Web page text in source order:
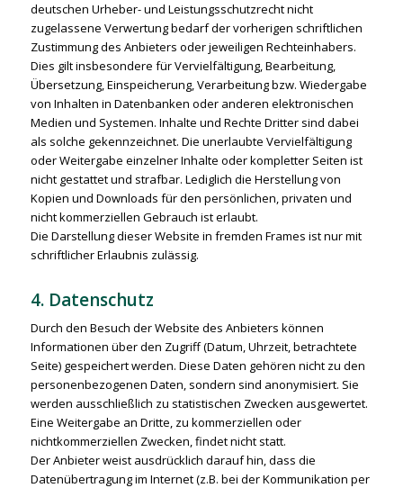
deutschen Urheber- und Leistungsschutzrecht nicht
zugelassene Verwertung bedarf der vorherigen schriftlichen
Zustimmung des Anbieters oder jeweiligen Rechteinhabers.
Dies gilt insbesondere für Vervielfältigung, Bearbeitung,
Übersetzung, Einspeicherung, Verarbeitung bzw. Wiedergabe
von Inhalten in Datenbanken oder anderen elektronischen
Medien und Systemen. Inhalte und Rechte Dritter sind dabei
als solche gekennzeichnet. Die unerlaubte Vervielfältigung
oder Weitergabe einzelner Inhalte oder kompletter Seiten ist
nicht gestattet und strafbar. Lediglich die Herstellung von
Kopien und Downloads für den persönlichen, privaten und
nicht kommerziellen Gebrauch ist erlaubt.
Die Darstellung dieser Website in fremden Frames ist nur mit
schriftlicher Erlaubnis zulässig.
4. Datenschutz
Durch den Besuch der Website des Anbieters können
Informationen über den Zugriff (Datum, Uhrzeit, betrachtete
Seite) gespeichert werden. Diese Daten gehören nicht zu den
personenbezogenen Daten, sondern sind anonymisiert. Sie
werden ausschließlich zu statistischen Zwecken ausgewertet.
Eine Weitergabe an Dritte, zu kommerziellen oder
nichtkommerziellen Zwecken, findet nicht statt.
Der Anbieter weist ausdrücklich darauf hin, dass die
Datenübertragung im Internet (z.B. bei der Kommunikation per